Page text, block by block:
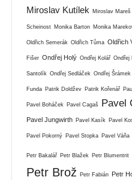
Miroslav Kutílek Miroslav Mareš
Scheinost Monika Barton Monika
Oldřich Semerák Oldřich Tůma Oldřich
Fišer Ondřej Holý Ondřej Kolář Ondřej
Santolík Ondřej Sedláček Ondřej Šrámek
Funda Patrik Doldžev Patrik Kořenář
Pavel Boháček Pavel Cagaš Pavel
Pavel Jungwirth Pavel Kasík Pavel
Pavel Pokorný Pavel Stopka Pavel Váňa
Petr Bakalář Petr Blažek Petr Blumentrit
Petr Brož Petr Fabián Petr